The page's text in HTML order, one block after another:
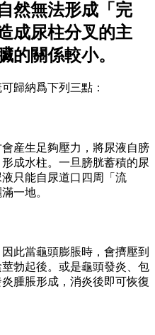
然無法形成「完
成尿柱分叉的主
的關係較小。
歸納爲下列三點：
産生足夠壓力，將尿液自膀
成水柱。一旦膀胱蓄積的尿
只能自尿道口四周「流
一地。
此當龜頭膨脹時，會擠壓到
勃起後。或是龜頭發炎、包
腫脹形成，消炎後即可恢復